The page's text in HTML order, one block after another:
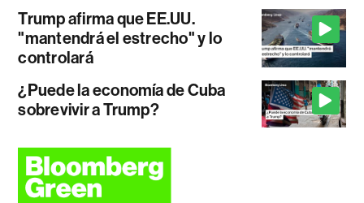
Trump afirma que EE.UU.
"mantendrá el estrecho" y lo
controlará
¿Puede la economía de Cuba
sobrevivir a Trump?